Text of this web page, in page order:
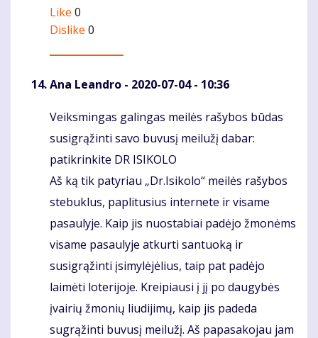
Like 0
Dislike 0
Ana Leandro - 2020-07-04 - 10:36
Komentaras
Veiksmingas galingas meilės rašybos būdas
susigrąžinti savo buvusį meilužį dabar:
patikrinkite DR ISIKOLO
Aš ką tik patyriau „Dr.Isikolo“ meilės rašybos
stebuklus, paplitusius internete ir visame
pasaulyje. Kaip jis nuostabiai padėjo žmonėms
visame pasaulyje atkurti santuoką ir
susigrąžinti įsimylėjėlius, taip pat padėjo
laimėti loterijoje. Kreipiausi į jį po daugybės
įvairių žmonių liudijimų, kaip jis padeda
sugrąžinti buvusį meilužį. Aš papasakojau jam